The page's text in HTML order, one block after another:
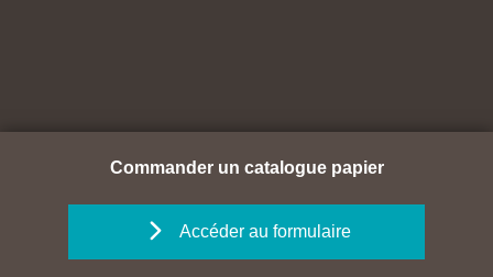
Commander un catalogue papier
Accéder au formulaire